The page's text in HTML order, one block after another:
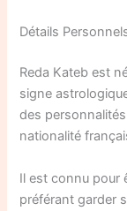
Détails
Reda Kateb est
signe
des
nationalité
Il est connu pour
préférant garder